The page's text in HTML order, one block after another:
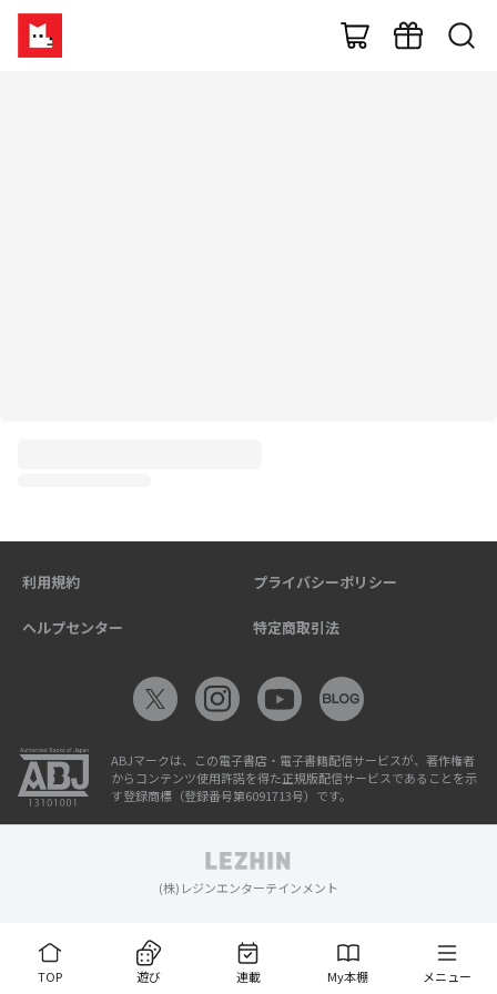
TOP 遊び 連載 My本棚 メニュー
利用規約 プライバシーポリシー
ヘルプセンター 特定商取引法
ABJマークは、この電子書店・電子書籍配信サービスが、著作権者
からコンテンツ使用許諾を得た正規版配信サービスであることを示
す登録商標（登録番号第6091713号）です。
(株)レジンエンターテインメント